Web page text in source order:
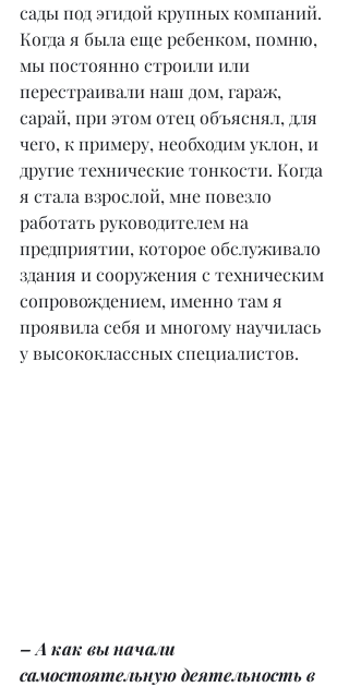
сады под эгидой крупных компаний.
Когда я была еще ребенком, помню,
мы постоянно строили или
перестраивали наш дом, гараж,
сарай, при этом отец объяснял, для
чего, к примеру, необходим уклон, и
другие технические тонкости. Когда
я стала взрослой, мне повезло
работать руководителем на
предприятии, которое обслуживало
здания и сооружения с техническим
сопровождением, именно там я
проявила себя и многому научилась
у высококлассных специалистов.
– А как вы начали
самостоятельную деятельность в